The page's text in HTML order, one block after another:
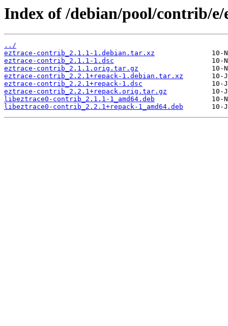
Index of /debian/pool/contrib/
../
eztrace-contrib_2.1.1-1.debian.tar.xz
eztrace-contrib_2.1.1-1.dsc
eztrace-contrib_2.1.1.orig.tar.gz
eztrace-contrib_2.2.1+repack-1.debian.tar.xz
eztrace-contrib_2.2.1+repack-1.dsc
eztrace-contrib_2.2.1+repack.orig.tar.gz
libeztrace0-contrib_2.1.1-1_amd64.deb
libeztrace0-contrib_2.2.1+repack-1_amd64.deb